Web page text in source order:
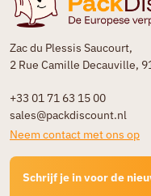
Zac du Plessis Saucourt,
2 Rue Camille Decauville,
+33 01 71 63 15 00
sales@packdiscount.nl
Neem contact met ons op
Schrijf je in voor de